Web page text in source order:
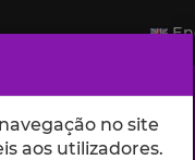
no site
aos utilizadores.